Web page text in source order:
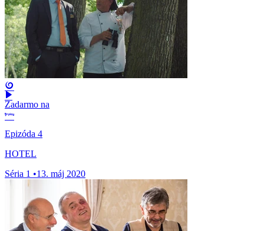
Zadarmo na
Epizóda 4
HOTEL
Séria 1 •13. máj 2020